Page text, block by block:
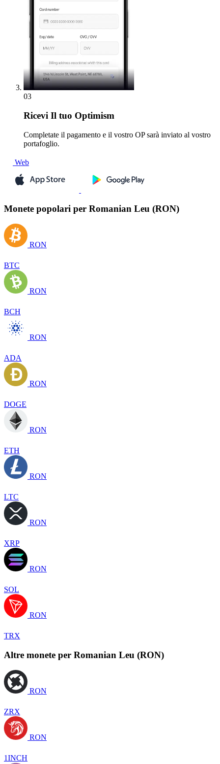
03
Ricevi Il tuo Optimism
Completate il pagamento e il vostro OP sarà inviato al vostro
portafoglio.
Web
Monete popolari per Romanian Leu (RON)
RON
BTC
RON
BCH
RON
ADA
RON
DOGE
RON
ETH
RON
LTC
RON
XRP
RON
SOL
RON
TRX
Altre monete per Romanian Leu (RON)
RON
ZRX
RON
1INCH